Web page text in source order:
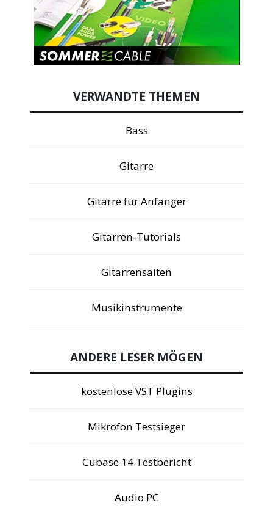
VERWANDTE THEMEN
Bass
Gitarre
Gitarre für Anfänger
Gitarren-Tutorials
Gitarrensaiten
Musikinstrumente
ANDERE LESER MÖGEN
kostenlose VST Plugins
Mikrofon Testsieger
Cubase 14 Testbericht
Audio PC